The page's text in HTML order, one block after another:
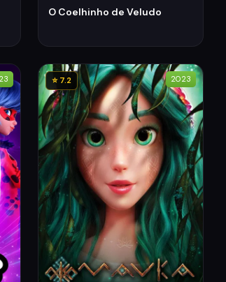
O Coelhinho de Veludo
⭐ 7.2 2023